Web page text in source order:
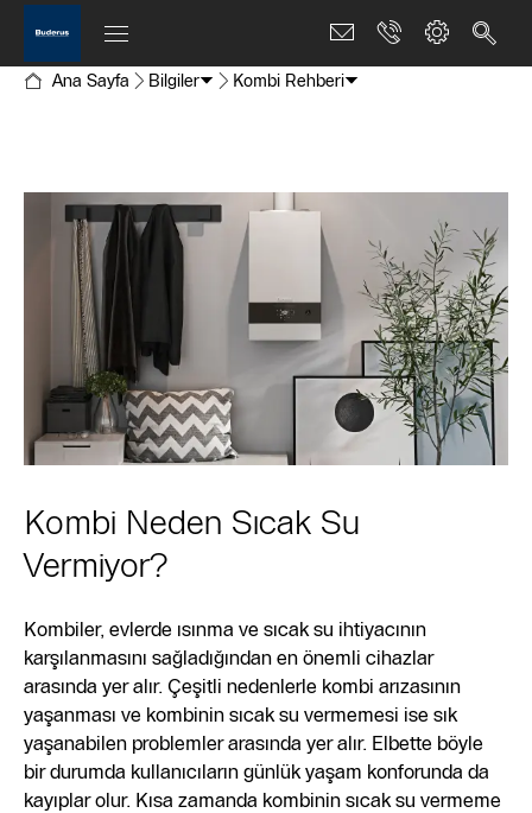
Ana Sayfa Bilgiler Kombi Rehberi
Kombi Neden Sıcak Su
Vermiyor?
Kombiler, evlerde ısınma ve sıcak su ihtiyacının
karşılanmasını sağladığından en önemli cihazlar
arasında yer alır. Çeşitli nedenlerle kombi arızasının
yaşanması ve kombinin sıcak su vermemesi ise sık
yaşanabilen problemler arasında yer alır. Elbette böyle
bir durumda kullanıcıların günlük yaşam konforunda da
kayıplar olur. Kısa zamanda kombinin sıcak su vermeme